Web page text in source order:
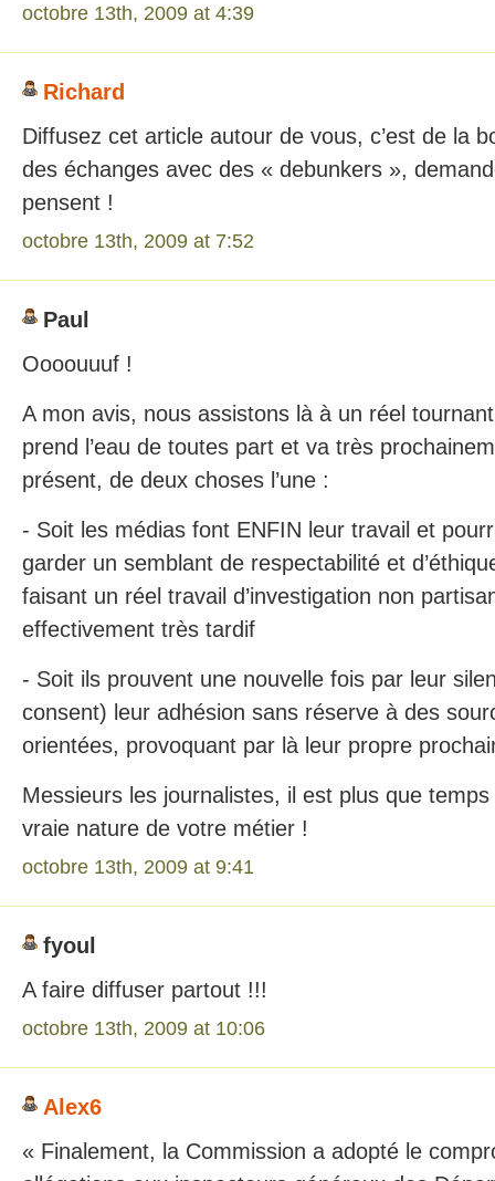
octobre 13th, 2009 at 4:39
Richard
Diffusez cet article autour de vous, c’est de la
des échanges avec des « debunkers »,
pensent !
octobre 13th, 2009 at 7:52
Paul
Oooouuuf !
A mon avis, nous assistons là à un réel
prend l’eau de toutes part et va très
présent, de deux choses l’une :
- Soit les médias font ENFIN leur travail et
garder un semblant de respectabilité et
faisant un réel travail d’investigation non
effectivement très tardif
- Soit ils prouvent une nouvelle fois par leur
consent) leur adhésion sans réserve à des
orientées, provoquant par là leur propre
Messieurs les journalistes, il est plus que
vraie nature de votre métier !
octobre 13th, 2009 at 9:41
fyoul
A faire diffuser partout !!!
octobre 13th, 2009 at 10:06
Alex6
« Finalement, la Commission a adopté le